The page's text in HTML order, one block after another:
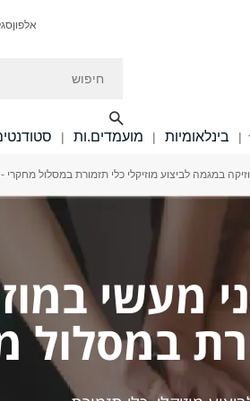
אלפון
| בינלאומיות | מועמדים.ות |
במגמה לביצוע מוזיקלי כלי תזמורת במסלול
מעשי